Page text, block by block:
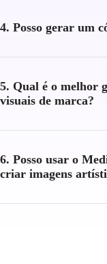
4. Posso gerar um
5. Qual é o melhor
visuais de marca?
6. Posso usar o
criar imagens